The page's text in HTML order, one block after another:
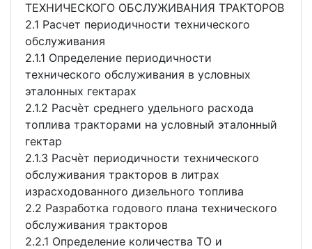
ТЕХНИЧЕСКОГО ОБСЛУЖИВАНИЯ ТРАКТОРОВ
2.1 Расчет периодичности технического
обслуживания
2.1.1 Определение периодичности
технического обслуживания в условных
эталонных гектарах
2.1.2 Расчѐт среднего удельного расхода
топлива тракторами на условный эталонный
гектар
2.1.3 Расчѐт периодичности технического
обслуживания тракторов в литрах
израсходованного дизельного топлива
2.2 Разработка годового плана технического
обслуживания тракторов
2.2.1 Определение количества ТО и